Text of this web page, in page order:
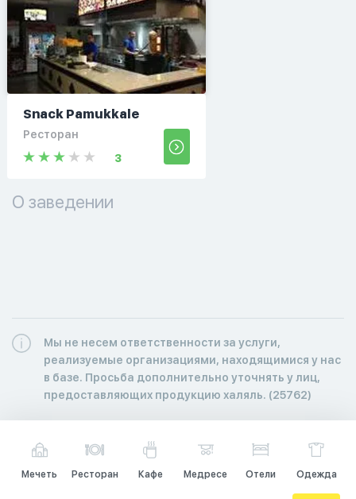
Snack Pamukkale
Ресторан
3
О заведении
Мы не несем ответственности за услуги,
реализуемые организациями, находящимися у нас
в базе. Просьба дополнительно уточнять у лиц,
предоставляющих продукцию халяль. (25762)
Мечеть Ресторан Кафе Медресе Отели Одежда